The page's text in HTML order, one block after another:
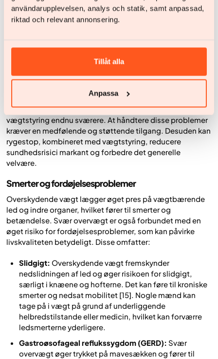
användarupplevelsen, analys och statik, samt anpassad,
riktad och relevant annonsering.
Tillåt alla
Anpassa
alkoholforbrug eller spiseforstyrrelser. Disse
adfærdsmønstre kan yderligere forværre både den
Nedsat mobilitet:Svær overvægt kan begrænse
deltagelsen i fysiske aktiviteter, hvilket yderligere
den generelle livskvalitet.
Disse faktorer kan påvirke den mentale og fysiske
sundhed negativt og skabe en ond cirkel, der gør
vægtstyring endnu sværere. At håndtere disse problemer
kræver en medfølende og støttende tilgang. Desuden kan
rygestop, kombineret med vægtstyring, reducere
sundhedsrisici markant og forbedre det generelle
velvære.
Smerter og fordøjelsesproblemer
Overskydende vægt lægger øget pres på vægtbærende
led og indre organer, hvilket fører til smerter og
betændelse. Svær overvægt er også forbundet med en
øget risiko for fordøjelsesproblemer, som kan påvirke
livskvaliteten betydeligt. Disse omfatter:
Slidgigt: Overskydende vægt fremskynder
nedslidningen af led og øger risikoen for slidgigt,
særligt i knæene og hofterne. Det kan føre til kroniske
smerter og nedsat mobilitet [15]. Nogle mænd kan
tage på i vægt på grund af underliggende
helbredstilstande eller medicin, hvilket kan forværre
ledsmerterne yderligere.
Gastroøsofageal reflukssygdom (GERD): Svær
overvægt øger trykket på mavesækken og fører til